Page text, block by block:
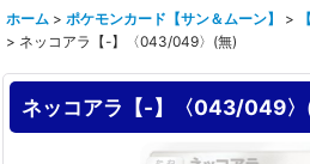
ホーム > ポケモンカード【サン＆ムーン】 >
> ネッコアラ【-】〈043/049〉(無)
ネッコアラ【-】〈043/049